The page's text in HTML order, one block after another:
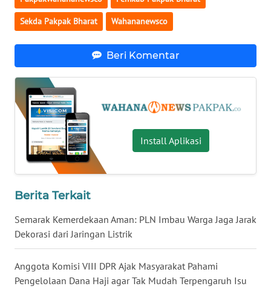
Sekda Pakpak Bharat Wahananewsco
Beri Komentar
Install Aplikasi
Berita Terkait
Semarak Kemerdekaan Aman: PLN Imbau Warga Jaga Jarak
Dekorasi dari Jaringan Listrik
Anggota Komisi VIII DPR Ajak Masyarakat Pahami
Pengelolaan Dana Haji agar Tak Mudah Terpengaruh Isu
WN
KALSEL
WN
KALTIM
WN
SULSEL
GORONTALO
WN
SULUT